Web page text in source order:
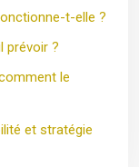
t-elle ?
prévoir ?
le
et stratégie